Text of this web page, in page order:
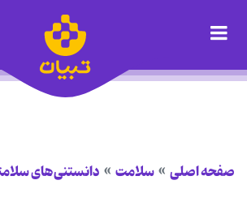
صفحه اصلی سلامت دانستنی‌های